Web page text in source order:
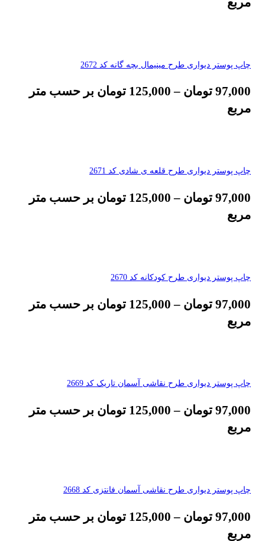
چاپ پوستر دیواری طرح مینیمال بچه گانه کد 2672
97,000 تومان –
125,000 تومان بر حسب متر
مربع
چاپ پوستر دیواری طرح قلعه ی شادی کد 2671
97,000 تومان –
125,000 تومان بر حسب متر
مربع
چاپ پوستر دیواری طرح کودکانه کد 2670
97,000 تومان –
125,000 تومان بر حسب متر
مربع
چاپ پوستر دیواری طرح نقاشی آسمان تاریک کد 2669
97,000 تومان –
125,000 تومان بر حسب متر
مربع
چاپ پوستر دیواری طرح نقاشی آسمان فانتزی کد 2668
97,000 تومان –
125,000 تومان بر حسب متر
مربع